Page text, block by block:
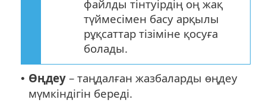
файлды тінтуірдің оң жақ
түймесімен басу арқылы
рұқсаттар тізіміне қосуға
болады.
• Өңдеу – таңдалған жазбаларды өңдеу
мүмкіндігін береді.